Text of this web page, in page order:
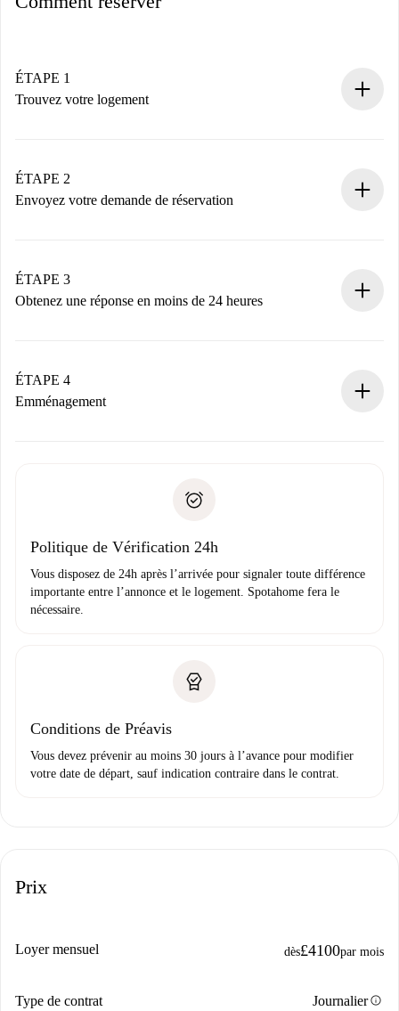
ÉTAPE 1
Trouvez votre logement
Vous disposez à l’avance de toutes les informations
nécessaires.
ÉTAPE 2
Envoyez votre demande de réservation
Nous ne vous facturerons rien tant que le propriétaire
n’aura pas accepté.
ÉTAPE 3
Obtenez une réponse en moins de 24 heures
contact avec le propriétaire.
Si refusé : aucun prélèvement et nous vous proposerons
Justificatif de solvabilité
ÉTAPE 4
Emménagement
uniquement si aucun problème n'est signalé.
Politique de Vérification 24h
Vous disposez de 24h après l’arrivée pour signaler toute différence
importante entre l’annonce et le logement. Spotahome fera le
nécessaire.
Conditions de Préavis
Vous devez prévenir au moins 30 jours à l’avance pour modifier
votre date de départ, sauf indication contraire dans le contrat.
Prix
Loyer mensuel dès£4100par mois
Type de contrat Journalierinfo